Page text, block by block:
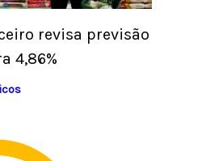
revisa previsão
4,86%